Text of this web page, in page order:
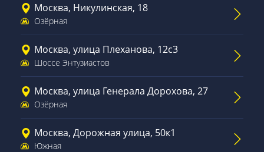
Москва, Никулинская, 18
Озёрная
Москва, улица Плеханова, 12с3
Шоссе Энтузиастов
Москва, улица Генерала Дорохова, 27
Озёрная
Москва, Дорожная улица, 50к1
Южная